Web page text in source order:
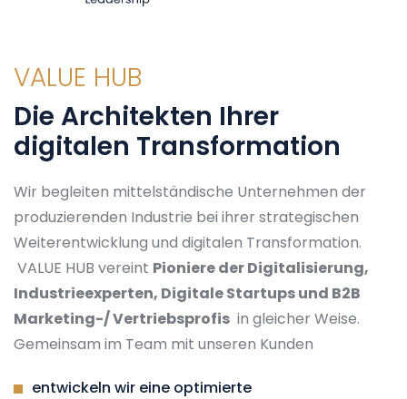
VALUE HUB
Die Architekten Ihrer
digitalen Transformation
Wir begleiten mittelständische Unternehmen der
produzierenden Industrie bei ihrer strategischen
Weiterentwicklung und digitalen Transformation.
VALUE HUB vereint Pioniere der Digitalisierung,
Industrieexperten, Digitale Startups und B2B
Marketing-/ Vertriebsprofis in gleicher Weise.
Gemeinsam im Team mit unseren Kunden
entwickeln wir eine optimierte